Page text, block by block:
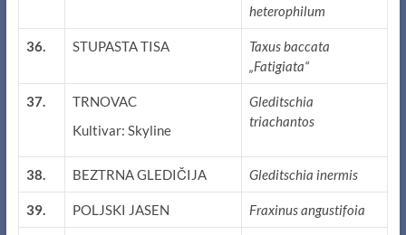
heterophilum
36. STUPASTA TISA
Taxus baccata
„Fatigiata“
37.
TRNOVAC
Kultivar: Skyline
Gleditschia
triachantos
38. BEZTRNA GLEDIČIJA Gleditschia inermis
39. POLJSKI JASEN Fraxinus angustifoia